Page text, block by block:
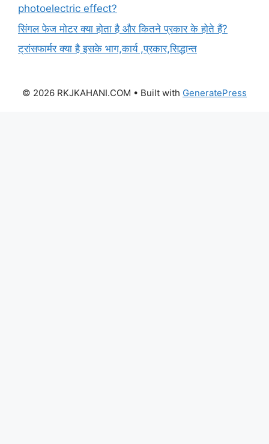
photoelectric effect?
सिंगल फेज मोटर क्या होता है और कितने प्रकार के होते हैं?
ट्रांसफार्मर क्या है इसके भाग,कार्य ,प्रकार,सिद्धान्त
© 2026 RKJKAHANI.COM • Built with GeneratePress